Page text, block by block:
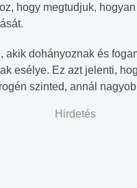
hogy megtudjuk,
akik dohányoznak és
esélye. Ez azt jelenti,
szinted, annál
Hirdetés